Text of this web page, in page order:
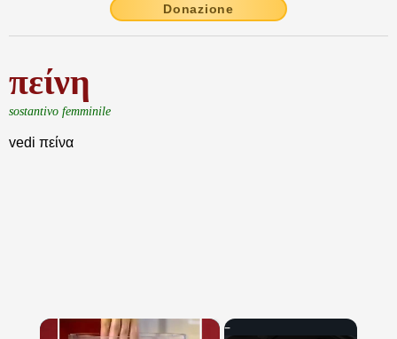
Donazione
πείνη
sostantivo femminile
vedi πείνα
×